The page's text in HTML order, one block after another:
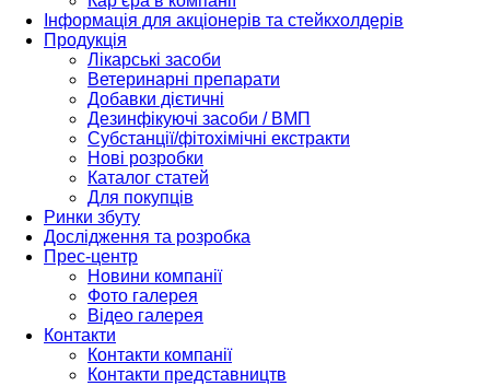
Інформація для акціонерів та стейкхолдерів
Продукція
Лікарські засоби
Ветеринарні препарати
Добавки дієтичні
Дезинфікуючі засоби / ВМП
Субстанції/фітохімічні екстракти
Нові розробки
Каталог статей
Для покупців
Ринки збуту
Дослідження та розробка
Прес-центр
Новини компанії
Фото галерея
Відео галерея
Контакти
Контакти компанії
Контакти представництв